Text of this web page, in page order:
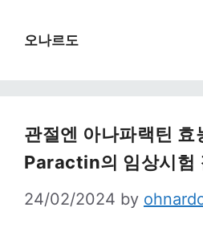
오나르도
관절엔 아나파랙틴 효
Paractin의 임상시험
24/02/2024 by